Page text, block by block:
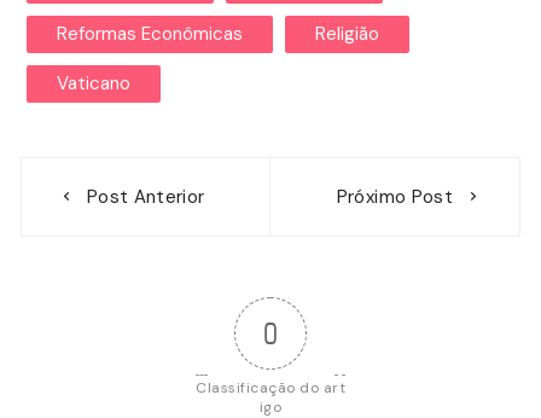
Reformas Econômicas Religião
Vaticano
Post Anterior Próximo Post
0
Classificação do art
igo